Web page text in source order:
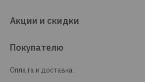
Акции и скидки
Покупателю
Оплата и доставка